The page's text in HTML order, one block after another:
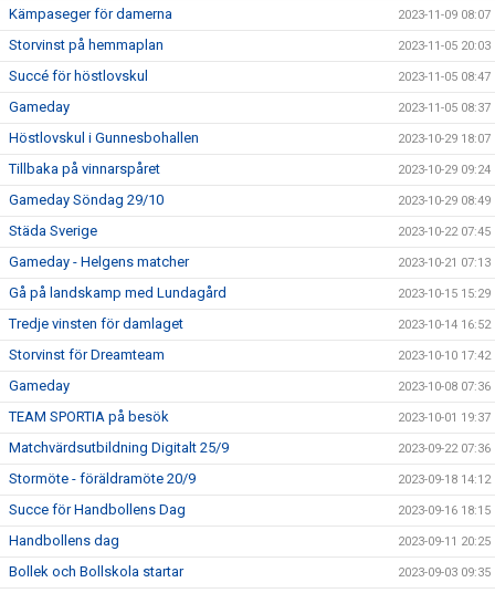
Kämpaseger för damerna 2023-11-09 08:07
Storvinst på hemmaplan 2023-11-05 20:03
Succé för höstlovskul 2023-11-05 08:47
Gameday 2023-11-05 08:37
Höstlovskul i Gunnesbohallen 2023-10-29 18:07
Tillbaka på vinnarspåret 2023-10-29 09:24
Gameday Söndag 29/10 2023-10-29 08:49
Städa Sverige 2023-10-22 07:45
Gameday - Helgens matcher 2023-10-21 07:13
Gå på landskamp med Lundagård 2023-10-15 15:29
Tredje vinsten för damlaget 2023-10-14 16:52
Storvinst för Dreamteam 2023-10-10 17:42
Gameday 2023-10-08 07:36
TEAM SPORTIA på besök 2023-10-01 19:37
Matchvärdsutbildning Digitalt 25/9 2023-09-22 07:36
Stormöte - föräldramöte 20/9 2023-09-18 14:12
Succe för Handbollens Dag 2023-09-16 18:15
Handbollens dag 2023-09-11 20:25
Bollek och Bollskola startar 2023-09-03 09:35